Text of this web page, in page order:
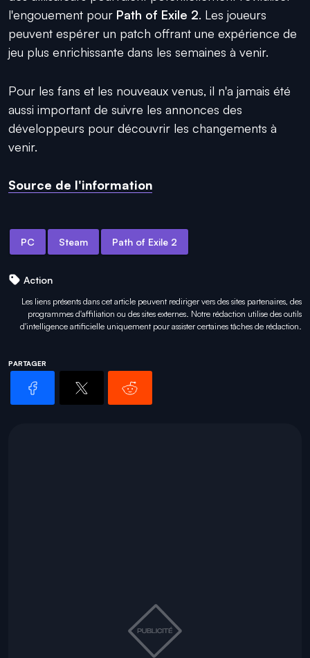
l'engouement pour Path of Exile 2. Les joueurs
peuvent espérer un patch offrant une expérience de
jeu plus enrichissante dans les semaines à venir.
Pour les fans et les nouveaux venus, il n'a jamais été
aussi important de suivre les annonces des
développeurs pour découvrir les changements à
venir.
Source de l'information
PC Steam Path of Exile 2
Action
Les liens présents dans cet article peuvent rediriger vers des sites partenaires, des
programmes d'affiliation ou des sites externes. Notre rédaction utilise des outils
d'intelligence artificielle uniquement pourassister certaines tâches de rédaction.
PARTAGER